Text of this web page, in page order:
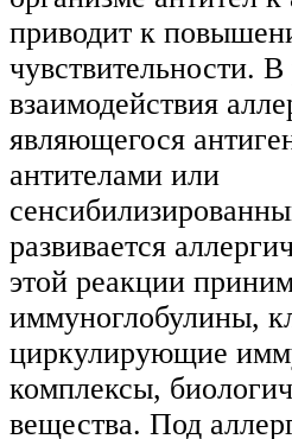
приводит к
чувствительности. В
взаимодействия
являющегося
антителами или
развивается
этой реакции
иммуноглобулины,
циркулирующие
комплексы,
вещества. Под